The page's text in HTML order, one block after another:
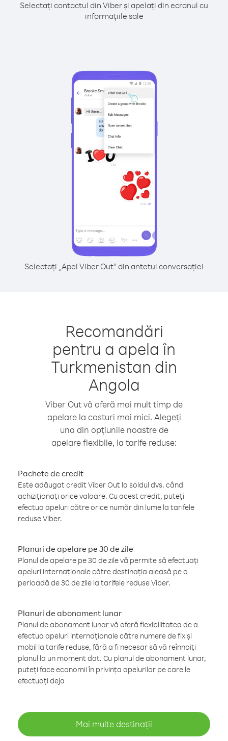
Selectați contactul din Viber și apelați din ecranul cu
informațiile sale
Selectați „Apel Viber Out” din antetul conversației
Recomandări
pentru a apela în
Turkmenistan din
Angola
Viber Out vă oferă mai mult timp de
apelare la costuri mai mici. Alegeți
una din opțiunile noastre de
apelare flexibile, la tarife reduse:
Pachete de credit
Este adăugat credit Viber Out la soldul dvs. când
achiziționați orice valoare. Cu acest credit, puteți
efectua apeluri către orice număr din lume la tarifele
reduse Viber.
Planuri de apelare pe 30 de zile
Planul de apelare pe 30 de zile vă permite să efectuați
apeluri internaționale către destinația aleasă pe o
perioadă de 30 de zile la tarifele reduse Viber.
Planuri de abonament lunar
Planul de abonament lunar vă oferă flexibilitatea de a
efectua apeluri internaționale către numere de fix și
mobil la tarife reduse, fără a fi necesar să vă reînnoiți
planul la un moment dat. Cu planul de abonament lunar,
puteți face economii în privința apelurilor pe care le
efectuați deja
Mai multe destinații